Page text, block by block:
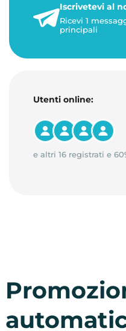
23 maggio 2026
1 minuto di lettura
Iscrivetevi al
Ricevi 1
principali
Utenti online:
e altri 16 registrati e